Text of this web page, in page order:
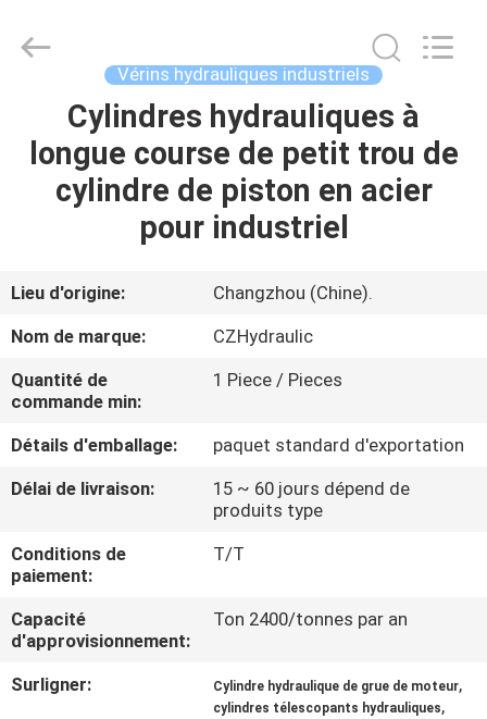
LA
MAISON
VIDÉOS
À
PROPOS
DE
VISITE
DE
L'USINE
EQUIPMENT
CO.,LTD.
Vérins hydrauliques industriels
Cylindres hydrauliques à
longue course de petit trou de
cylindre de piston en acier
pour industriel
Lieu d'origine:
Changzhou (Chine).
Nom de marque:
CZHydraulic
Quantité de
commande min:
1 Piece / Pieces
Détails d'emballage:
paquet standard d'exportation
Délai de livraison:
15 ~ 60 jours dépend de
produits type
Conditions de
paiement:
T/T
Capacité
d'approvisionnement:
Ton 2400/tonnes par an
Surligner: Cylindre hydraulique de grue de moteur,
cylindres télescopants hydrauliques,